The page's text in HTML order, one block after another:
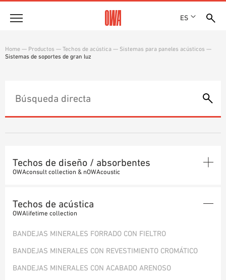
ES
SHOWROOM 7TH FLOOR
BÚSQUEDA GUIADA
BÚSQUEDA TÉCNICA
Soluciones
Atención al cliente
DESCARGAS
AYUDAS DE PLANIFICACIÓN
BIBLIOTECA BIM/REVIT
VÍDEOS
Home — Productos — Techos de acústica — Sistemas para paneles acústicos —
Sistemas de soportes de gran luz
Techos de diseño / absorbentes
OWAconsult collection & nOWAcoustic
Techo sin costuras
ABSORBENTES
Techos de acústica
OWAlifetime collection
BANDEJAS MINERALES FORRADO CON FIELTRO
BANDEJAS MINERALES CON REVESTIMIENTO CROMÁTICO
BANDEJAS MINERALES CON ACABADO ARENOSO